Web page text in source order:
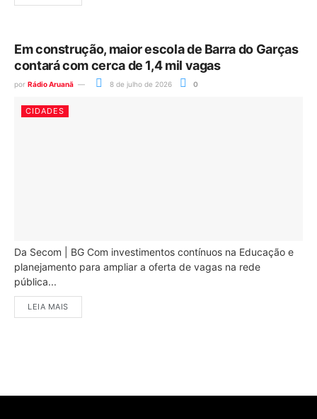
Em construção, maior escola de Barra do Garças
contará com cerca de 1,4 mil vagas
por Rádio Aruanã 8 de julho de 2026 0
CIDADES
Da Secom | BG Com investimentos contínuos na Educação e
planejamento para ampliar a oferta de vagas na rede
pública...
LEIA MAIS